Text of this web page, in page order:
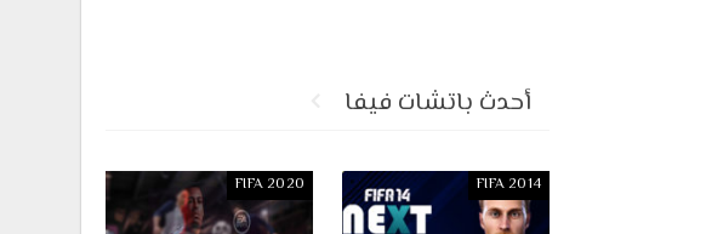
أحدث باتشات فيفا
FIFA 2014
FIFA 2020